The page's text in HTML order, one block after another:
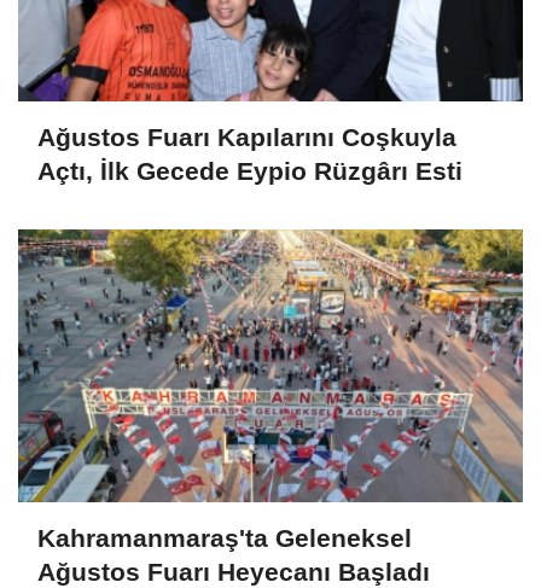
Ağustos Fuarı Kapılarını Coşkuyla
Açtı, İlk Gecede Eypio Rüzgârı Esti
Kahramanmaraş'ta Geleneksel
Ağustos Fuarı Heyecanı Başladı